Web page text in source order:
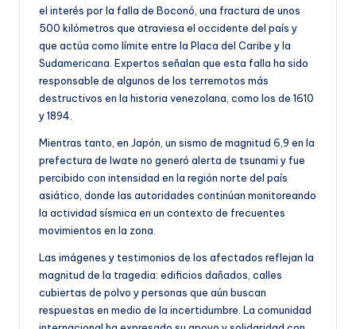
el interés por la falla de Boconó, una fractura de unos
500 kilómetros que atraviesa el occidente del país y
que actúa como límite entre la Placa del Caribe y la
Sudamericana. Expertos señalan que esta falla ha sido
responsable de algunos de los terremotos más
destructivos en la historia venezolana, como los de 1610
y 1894.
Mientras tanto, en Japón, un sismo de magnitud 6,9 en la
prefectura de Iwate no generó alerta de tsunami y fue
percibido con intensidad en la región norte del país
asiático, donde las autoridades continúan monitoreando
la actividad sísmica en un contexto de frecuentes
movimientos en la zona.
Las imágenes y testimonios de los afectados reflejan la
magnitud de la tragedia: edificios dañados, calles
cubiertas de polvo y personas que aún buscan
respuestas en medio de la incertidumbre. La comunidad